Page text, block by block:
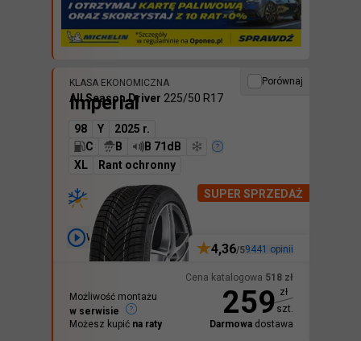
Porównaj
Wideo
KLASA EKONOMICZNA
Imperial
SUPER SPRZEDAŻ
All Season Driver 225/50 R17
98 Y
2025 r.
C
B
B 71dB
XL
Rant ochronny
Cena katalogowa 518 zł
259 zł
szt.
Darmowa dostawa
4,36/59441 opinii
Możliwość montażu
w serwisie
Możesz kupić na raty